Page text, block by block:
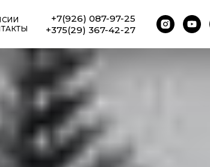
+7(926) 087-97-25
+375(29) 367-42-27